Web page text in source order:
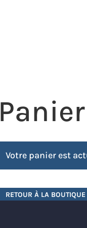
Panier
Votre panier est
RETOUR À LA BOUTIQUE